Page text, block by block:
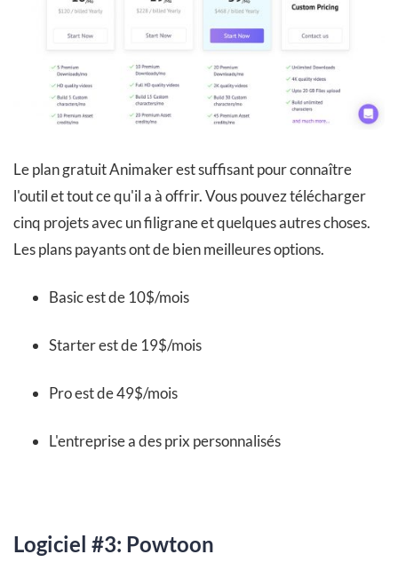
Le plan gratuit Animaker est suffisant pour connaître
l'outil et tout ce qu'il a à offrir. Vous pouvez télécharger
cinq projets avec un filigrane et quelques autres choses.
Les plans payants ont de bien meilleures options.
Basic est de 10$/mois
Starter est de 19$/mois
Pro est de 49$/mois
L'entreprise a des prix personnalisés
Logiciel #3: Powtoon